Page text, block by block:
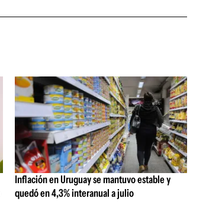
Inflación en Uruguay se mantuvo estable y
quedó en 4,3% interanual a julio